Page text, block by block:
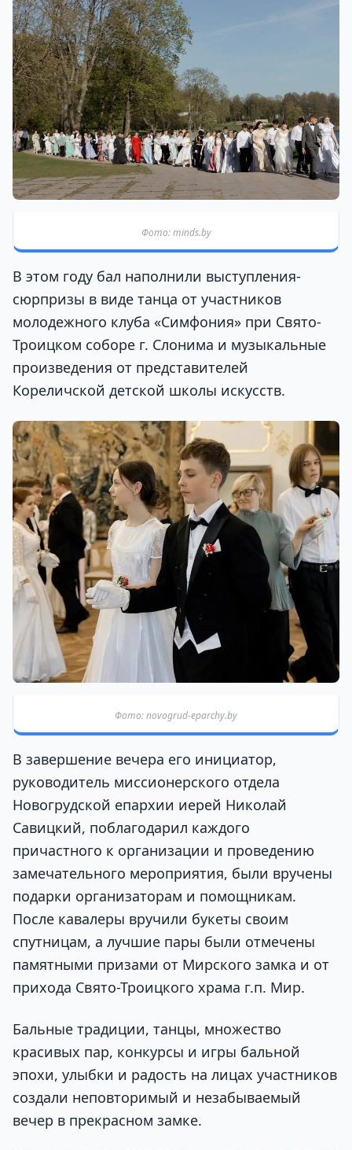
Фото: minds.by
В этом году бал наполнили выступления-
сюрпризы в виде танца от участников
молодежного клуба «Симфония» при Свято-
Троицком соборе г. Слонима и музыкальные
произведения от представителей
Кореличской детской школы искусств.
Фото: novogrud-eparchy.by
В завершение вечера его инициатор,
руководитель миссионерского отдела
Новогрудской епархии иерей Николай
Савицкий, поблагодарил каждого
причастного к организации и проведению
замечательного мероприятия, были вручены
подарки организаторам и помощникам.
После кавалеры вручили букеты своим
спутницам, а лучшие пары были отмечены
памятными призами от Мирского замка и от
прихода Свято-Троицкого храма г.п. Мир.
Бальные традиции, танцы, множество
красивых пар, конкурсы и игры бальной
эпохи, улыбки и радость на лицах участников
создали неповторимый и незабываемый
вечер в прекрасном замке.